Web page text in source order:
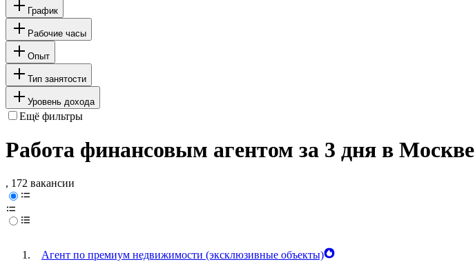
График
Рабочие часы
Опыт
Тип занятости
Уровень дохода
Ещё фильтры
Работа финансовым агентом за 3 дня в Москве
, 172 вакансии
Агент по премиум недвижимости (эксклюзивные объекты)